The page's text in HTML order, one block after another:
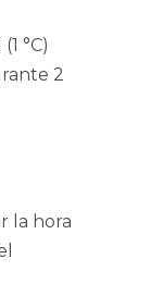
°C)
2
la hora